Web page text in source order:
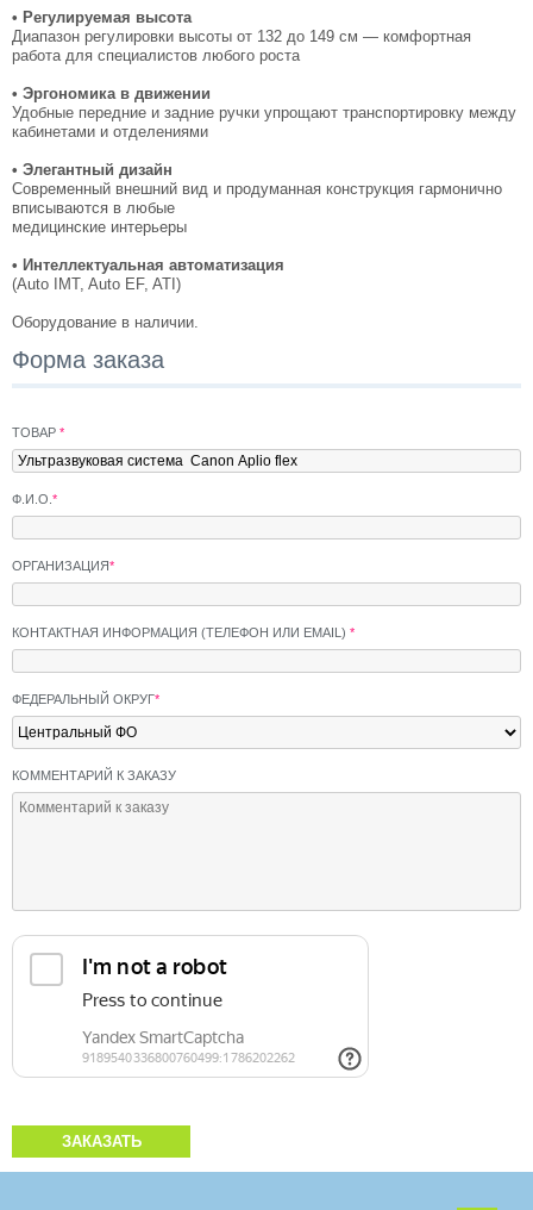
• Регулируемая высота
Диапазон регулировки высоты от 132 до 149 см — комфортная
работа для специалистов любого роста
• Эргономика в движении
Удобные передние и задние ручки упрощают транспортировку между
кабинетами и отделениями
• Элегантный дизайн
Современный внешний вид и продуманная конструкция гармонично
вписываются в любые
медицинские интерьеры
• Интеллектуальная автоматизация
(Auto IMT, Auto EF, ATI)
Оборудование в наличии.
Форма заказа
ТОВАР *
Ф.И.О. *
ОРГАНИЗАЦИЯ*
КОНТАКТНАЯ ИНФОРМАЦИЯ (ТЕЛЕФОН ИЛИ EMAIL) *
ФЕДЕРАЛЬНЫЙ ОКРУГ*
КОММЕНТАРИЙ К ЗАКАЗУ
ЗАКАЗАТЬ